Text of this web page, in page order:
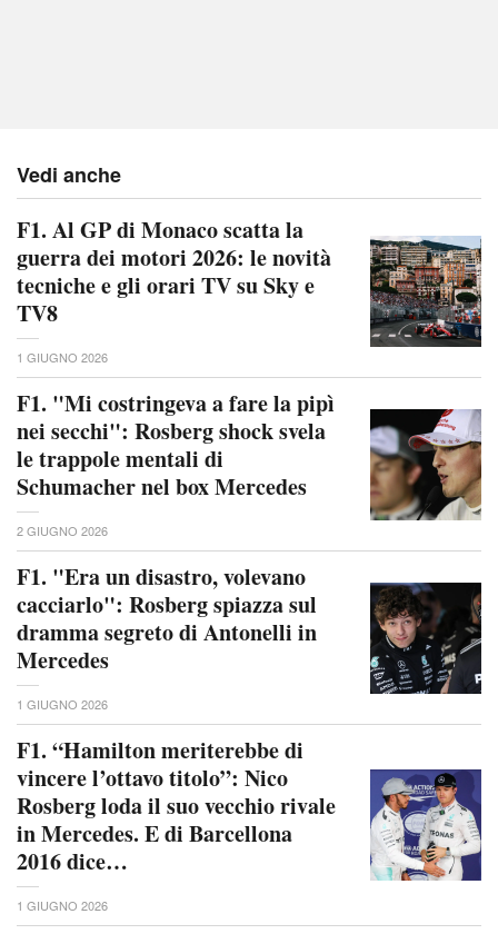
Vedi anche
F1. Al GP di Monaco scatta la
guerra dei motori 2026: le novità
tecniche e gli orari TV su Sky e
TV8
1 GIUGNO 2026
F1. "Mi costringeva a fare la pipì
nei secchi": Rosberg shock svela
le trappole mentali di
Schumacher nel box Mercedes
2 GIUGNO 2026
F1. "Era un disastro, volevano
cacciarlo": Rosberg spiazza sul
dramma segreto di Antonelli in
Mercedes
1 GIUGNO 2026
F1. “Hamilton meriterebbe di
vincere l’ottavo titolo”: Nico
Rosberg loda il suo vecchio rivale
in Mercedes. E di Barcellona
2016 dice…
1 GIUGNO 2026